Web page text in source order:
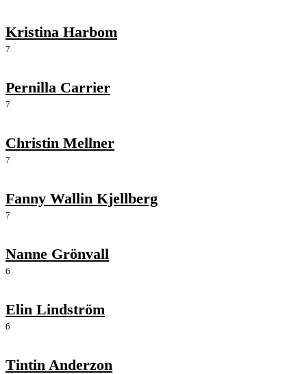
Kristina Harbom
7
Pernilla Carrier
7
Christin Mellner
7
Fanny Wallin Kjellberg
7
Nanne Grönvall
6
Elin Lindström
6
Tintin Anderzon